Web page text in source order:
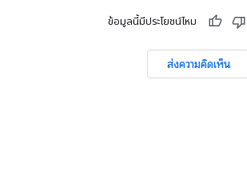
ข้อมูลนี้มีประโยชน์ไหม
ส่งความคิดเห็น